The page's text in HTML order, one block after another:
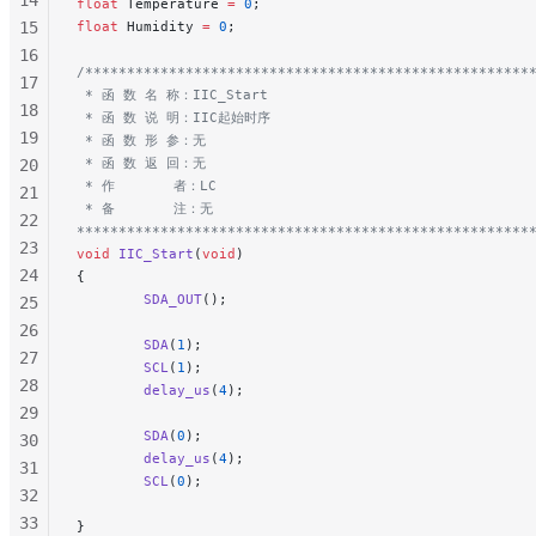
float Humidity = 0 ;
/
* 函 数 名 称：IIC_Start
* 函 数 说 明：IIC起始时序
* 函 数 形 参：无
* 函 数 返 回：无
* 作       者：LC
* 备       注：无
void IIC_Start (void )
{
        SDA_OUT
();
        SDA
( 1 );
        SCL
( 1 );
        delay_us
(4);
        SDA
(0 );
        delay_us
(4);
        SCL
(0 );
}
15
16
17
18
19
20
21
22
23
24
25
26
27
28
29
30
31
32
33